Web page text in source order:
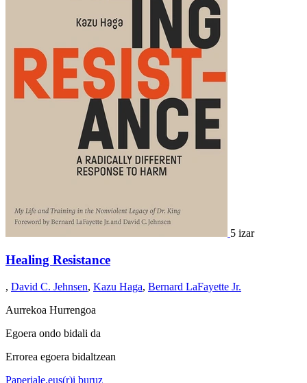
5 izar
Healing Resistance
, David C. Jehnsen, Kazu Haga, Bernard LaFayette Jr.
Aurrekoa Hurrengoa
Egoera ondo bidali da
Errorea egoera bidaltzean
Paperjale.eus(r)i buruz